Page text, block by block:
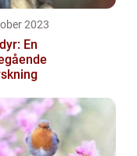
2023
En